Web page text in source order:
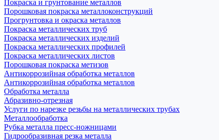
Покраска и грунтование металлов
Порошковая покраска металлоконструкций
Прогрунтовка и окраска металлов
Покраска металлических труб
Покраска металлических изделий
Покраска металлических профилей
Покраска металлических листов
Порошковая покраска метизов
Антикоррозийная обработка металлов
Антикоррозийная обработка металлов
Обработка металла
Абразивно-отрезная
Услуги по нарезке резьбы на металлических трубах
Металлообработка
Рубка металла пресс-ножницами
Гидрообразивная резка металла